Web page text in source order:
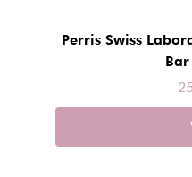
Perris Swiss